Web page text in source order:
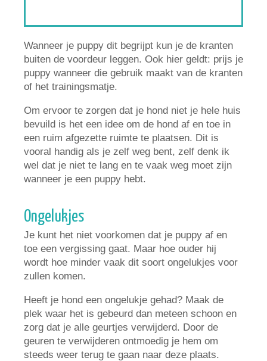
Wanneer je puppy dit begrijpt kun je de kranten
buiten de voordeur leggen. Ook hier geldt: prijs je
puppy wanneer die gebruik maakt van de kranten
of het trainingsmatje.
Om ervoor te zorgen dat je hond niet je hele huis
bevuild is het een idee om de hond af en toe in
een ruim afgezette ruimte te plaatsen. Dit is
vooral handig als je zelf weg bent, zelf denk ik
wel dat je niet te lang en te vaak weg moet zijn
wanneer je een puppy hebt.
Ongelukjes
Je kunt het niet voorkomen dat je puppy af en
toe een vergissing gaat. Maar hoe ouder hij
wordt hoe minder vaak dit soort ongelukjes voor
zullen komen.
Heeft je hond een ongelukje gehad? Maak de
plek waar het is gebeurd dan meteen schoon en
zorg dat je alle geurtjes verwijderd. Door de
geuren te verwijderen ontmoedig je hem om
steeds weer terug te gaan naar deze plaats.